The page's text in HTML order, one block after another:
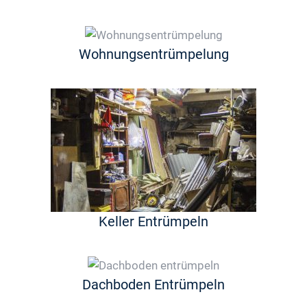
Wohnungsentrümpelung
Keller Entrümpeln
Dachboden Entrümpeln